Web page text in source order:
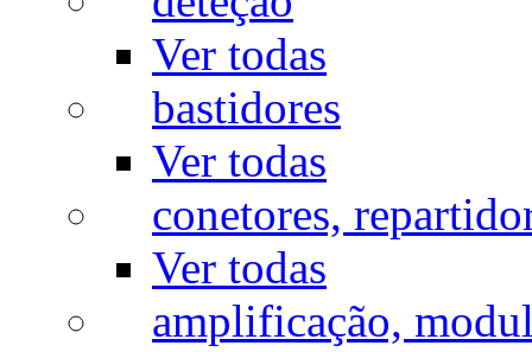
Ver todas
bastidores
Ver todas
conetores,
Ver todas
amplificação,